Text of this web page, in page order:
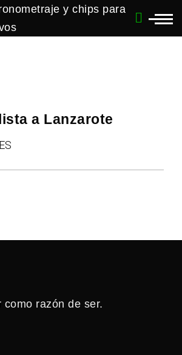
a Lanzarote
como razón de ser.